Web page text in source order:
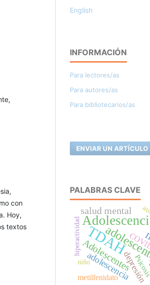
con
Hoy,
textos
English
INFORMACIÓN
Para lectores/as
Para autores/as
Para bibliotecarios/as
ENVIAR UN ARTÍCULO
PALABRAS CLAVE
TDAH
Adolescentes
salud mental
adolescenciadepresión
metilfenidato
hiperactividad
niño